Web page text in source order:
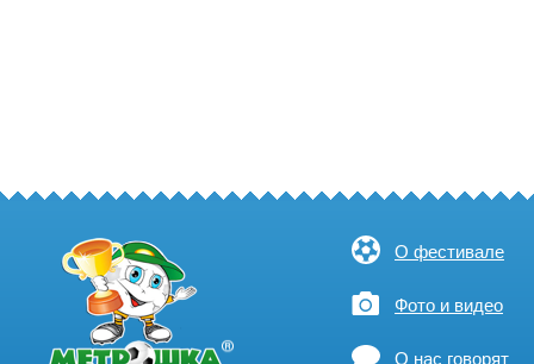
О фестивале
Фото и видео
О нас говорят